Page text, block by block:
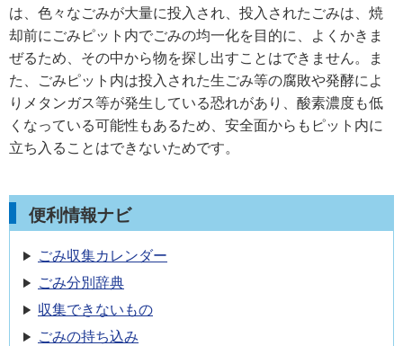
は、色々なごみが大量に投入され、投入されたごみは、焼
却前にごみピット内でごみの均一化を目的に、よくかきま
ぜるため、その中から物を探し出すことはできません。ま
た、ごみピット内は投入された生ごみ等の腐敗や発酵によ
りメタンガス等が発生している恐れがあり、酸素濃度も低
くなっている可能性もあるため、安全面からもピット内に
立ち入ることはできないためです。
便利情報ナビ
ごみ収集カレンダー
ごみ分別辞典
収集できないもの
ごみの持ち込み